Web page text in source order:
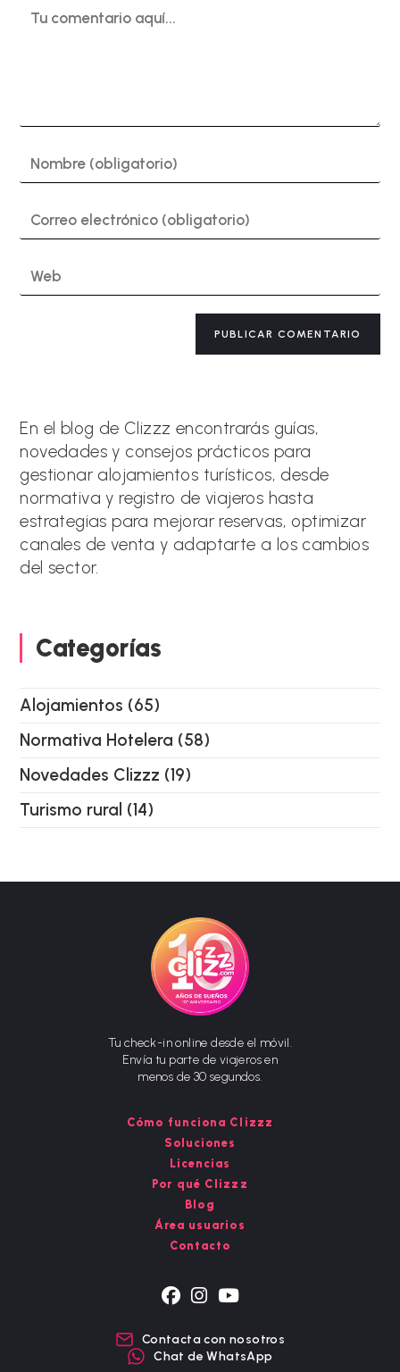
Comentario
nombre
nombre
de
para
dirección
correo
electrónico
URL
a
i
v
e
:
En el blog de Clizzz encontrarás guías,
novedades y consejos prácticos para
gestionar alojamientos turísticos, desde
normativa y registro de viajeros hasta
estrategias para mejorar reservas, optimizar
canales de venta y adaptarte a los cambios
del sector.
Categorías
Alojamientos (65)
Normativa Hotelera (58)
Novedades Clizzz (19)
Turismo rural (14)
Tu check-in online desde el móvil.
Envía tu parte de viajeros en
menos de 30 segundos.
Cómo funciona Clizzz
Soluciones
Licencias
Por qué Clizzz
Blog
Área usuarios
Contacto
abre
en
en
en
Contacta con nosotros
Chat de WhatsApp